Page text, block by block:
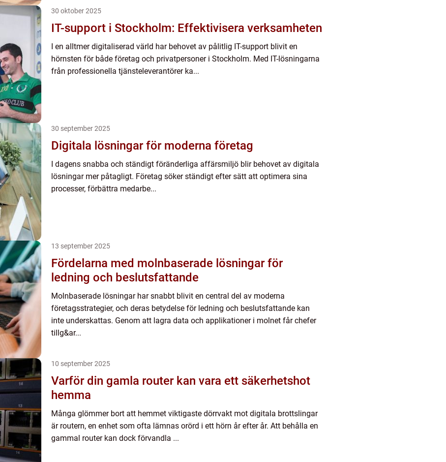
30 oktober 2025
IT-support i Stockholm: Effektivisera verksamheten
I en alltmer digitaliserad värld har behovet av pålitlig IT-support blivit en
hörnsten för både företag och privatpersoner i Stockholm. Med IT-lösningarna
från professionella tjänsteleverantörer ka...
30 september 2025
Digitala lösningar för moderna företag
I dagens snabba och ständigt föränderliga affärsmiljö blir behovet av digitala
lösningar mer påtagligt. Företag söker ständigt efter sätt att optimera sina
processer, förbättra medarbe...
13 september 2025
Fördelarna med molnbaserade lösningar för
ledning och beslutsfattande
Molnbaserade lösningar har snabbt blivit en central del av moderna
företagsstrategier, och deras betydelse för ledning och beslutsfattande kan
inte underskattas. Genom att lagra data och applikationer i molnet får chefer
tillg&ar...
10 september 2025
Varför din gamla router kan vara ett säkerhetshot
hemma
Många glömmer bort att hemmet viktigaste dörrvakt mot digitala brottslingar
är routern, en enhet som ofta lämnas orörd i ett hörn år efter år. Att behålla en
gammal router kan dock förvandla ...